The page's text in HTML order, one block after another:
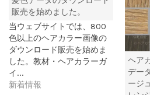
販売を始めました。
当ウェブサイトでは、800
色以上のヘアカラー画像の
ダウンロード販売を始めま
した。教材・ヘアカラーガ
イ…
新着情報
ヘア
デー
ージ